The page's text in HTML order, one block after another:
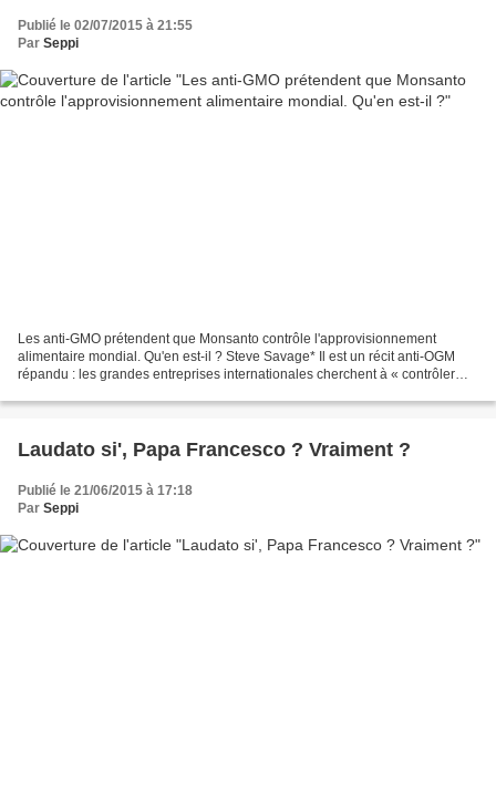
Publié le 02/07/2015 à 21:55
Par Seppi
Les anti-GMO prétendent que Monsanto contrôle l'approvisionnement
alimentaire mondial. Qu'en est-il ? Steve Savage* Il est un récit anti-OGM
répandu : les grandes entreprises internationales cherchent à « contrôler
Laudato si', Papa Francesco ? Vraiment ?
Publié le 21/06/2015 à 17:18
Par Seppi